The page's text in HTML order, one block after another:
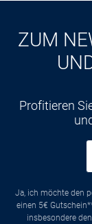
ZUM
Profitieren
Ja, ich möchte den
einen 5€
insbesondere